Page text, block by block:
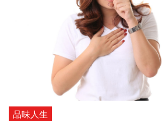
品味人生